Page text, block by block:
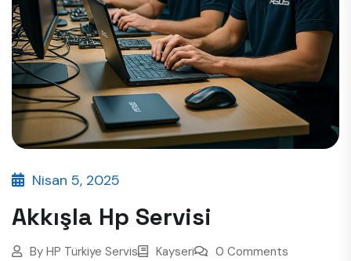
Nisan 5, 2025
Akkışla Hp Servisi
By HP Türkiye Servis Kayseri 0 Comments